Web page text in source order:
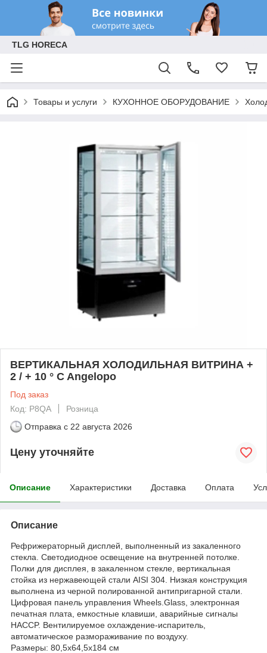
TLG HORECA
Товары и услуги КУХОННОЕ ОБОРУДОВАНИЕ
ВЕРТИКАЛЬНАЯ ХОЛОДИЛЬНАЯ ВИТРИНА +
2 / + 10 ° C Angelopo
Под заказ
Код: P8QA
Розница
Отправка с 22 августа 2026
Цену уточняйте
Описание Характеристики Доставка Оплата
Описание
Рефрижераторный дисплей, выполненный из закаленного
стекла. Светодиодное освещение на внутренней потолке.
Полки для дисплея, в закаленном стекле, вертикальная
стойка из нержавеющей стали AISI 304. Низкая конструкция
выполнена из черной полированной антипригарной стали.
Цифровая панель управления Wheels.Glass, электронная
печатная плата, емкостные клавиши, аварийные сигналы
HACCP. Вентилируемое охлаждение-испаритель,
автоматическое размораживание по воздуху.
Размеры: 80,5x64,5x184 см